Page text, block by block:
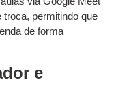
permitindo que
de forma
e